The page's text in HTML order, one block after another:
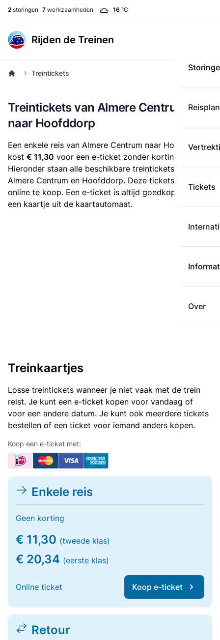
2 storingen 7 werkzaamheden 16 °C
Rijden de Treinen
Tickets
Over
Treintickets
Treintickets van Almere Centrum
naar Hoofddorp
Een enkele reis van Almere Centrum naar Hoofddorp
kost € 11,30 voor een e-ticket zonder korting.
Hieronder staan alle beschikbare treintickets tussen
Almere Centrum en Hoofddorp. Deze tickets zijn
online te koop. Een e-ticket is altijd goedkoper dan
een kaartje uit de kaartautomaat.
Treinkaartjes
Losse treintickets wanneer je niet vaak met de trein
reist. Je kunt een e-ticket kopen voor vandaag of
voor een andere datum. Je kunt ook meerdere tickets
bestellen of een ticket voor iemand anders kopen.
Koop een e-ticket met:
Enkele reis
Geen korting
€ 11,30 (tweede klas)
€ 20,34 (eerste klas)
Online ticket Koop e-ticket
Retour